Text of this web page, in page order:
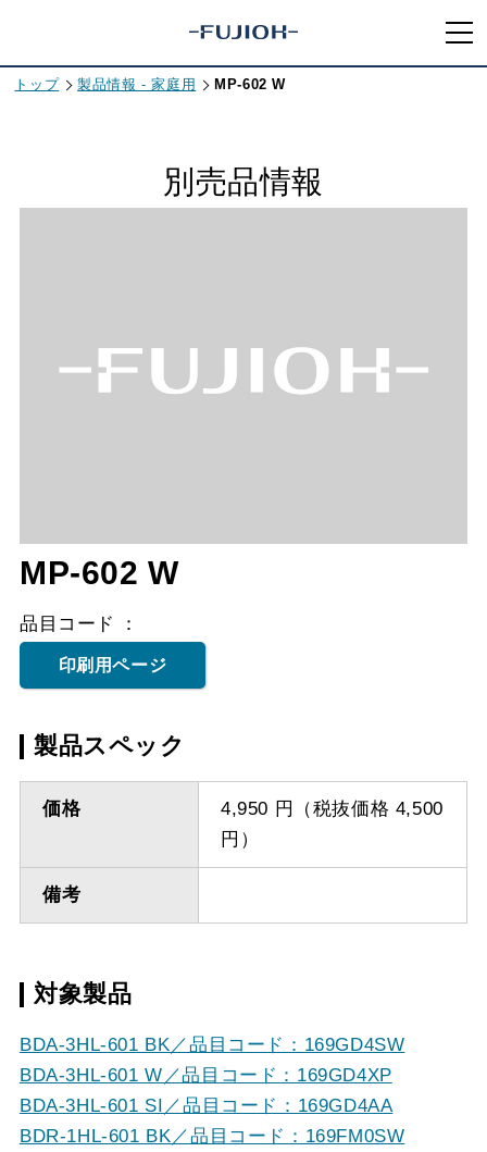
トップ 製品情報 - 家庭用 MP-602 W
別売品情報
MP-602 W
品目コード
印刷用ページ
製品スペック
価格
4,950 円（税抜価格 4,500
円）
備考
対象製品
BDA-3HL-601 BK／品目コード：169GD4SW
BDA-3HL-601 W／品目コード：169GD4XP
BDA-3HL-601 SI／品目コード：169GD4AA
BDR-1HL-601 BK／品目コード：169FM0SW